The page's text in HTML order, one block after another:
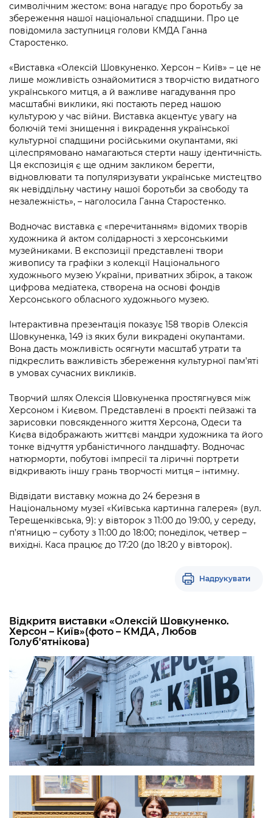
Підприємства, установи, організації
Kyiv International Relations
Гендерна політика
Безбар'єрність
Київська міська військова адміністрація
Портал Захисників та Захисниць
Безбар'єрність
Портал послуг
Міський застосунок Київ Цифровий
Важливе під час воєнного стану
Уряд» – місцевий рівень»
Важливе під час воєнного стану
Про відкриті дані
Портал даних Києва
Публічні дашборди
символічним жестом: вона нагадує про боротьбу за
збереження нашої національної спадщини. Про це
повідомила заступниця голови КМДА Ганна
Старостенко.
«Виставка «Олексій Шовкуненко. Херсон – Київ» – це не
лише можливість ознайомитися з творчістю видатного
українського митця, а й важливе нагадування про
масштабні виклики, які постають перед нашою
культурою у час війни. Виставка акцентує увагу на
болючій темі знищення і викрадення української
культурної спадщини російськими окупантами, які
цілеспрямовано намагаються стерти нашу ідентичність.
Ця експозиція є ще одним закликом берегти,
відновлювати та популяризувати українське мистецтво
як невіддільну частину нашої боротьби за свободу та
незалежність», – наголосила Ганна Старостенко.
Водночас виставка є «перечитанням» відомих творів
художника й актом солідарності з херсонськими
музейниками. В експозиції представлені твори
живопису та графіки з колекції Національного
художнього музею України, приватних збірок, а також
цифрова медіатека, створена на основі фондів
Херсонського обласного художнього музею.
Інтерактивна презентація показує 158 творів Олексія
Шовкуненка, 149 із яких були викрадені окупантами.
Вона дасть можливість осягнути масштаб утрати та
підкреслить важливість збереження культурної пам’яті
в умовах сучасних викликів.
Творчий шлях Олексія Шовкуненка простягнувся між
Херсоном і Києвом. Представлені в проєкті пейзажі та
зарисовки повсякденного життя Херсона, Одеси та
Києва відображають життєві мандри художника та його
тонке відчуття урбаністичного ландшафту. Водночас
натюрморти, побутові імпресії та ліричні портрети
відкривають іншу грань творчості митця – інтимну.
Відвідати виставку можна до 24 березня в
Національному музеї «Київська картинна галерея» (вул.
Терещенківська, 9): у вівторок з 11:00 до 19:00, у середу,
п’ятницю – суботу з 11:00 до 18:00; понеділок, четвер –
вихідні. Каса працює до 17:20 (до 18:20 у вівторок).
Надрукувати
Відкритя виставки «Олексій Шовкуненко.
Херсон – Київ»(фото – КМДА, Любов
Голуб'ятнікова)